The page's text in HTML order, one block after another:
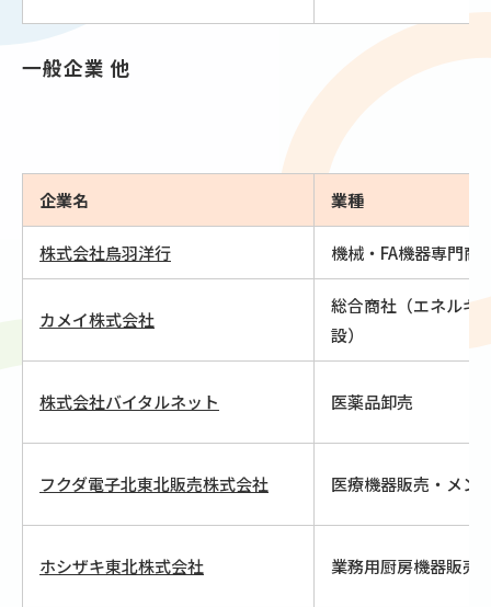
一般企業 他
企業名 業種
株式会社鳥羽洋行 機械・FA機器専門商
カメイ株式会社
総合商社（エネルギ
設）
株式会社バイタルネット 医薬品卸売
フクダ電子北東北販売株式会社 医療機器販売・メン
ホシザキ東北株式会社 業務用厨房機器販売